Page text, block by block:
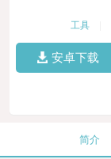
工具
安卓下载
简介